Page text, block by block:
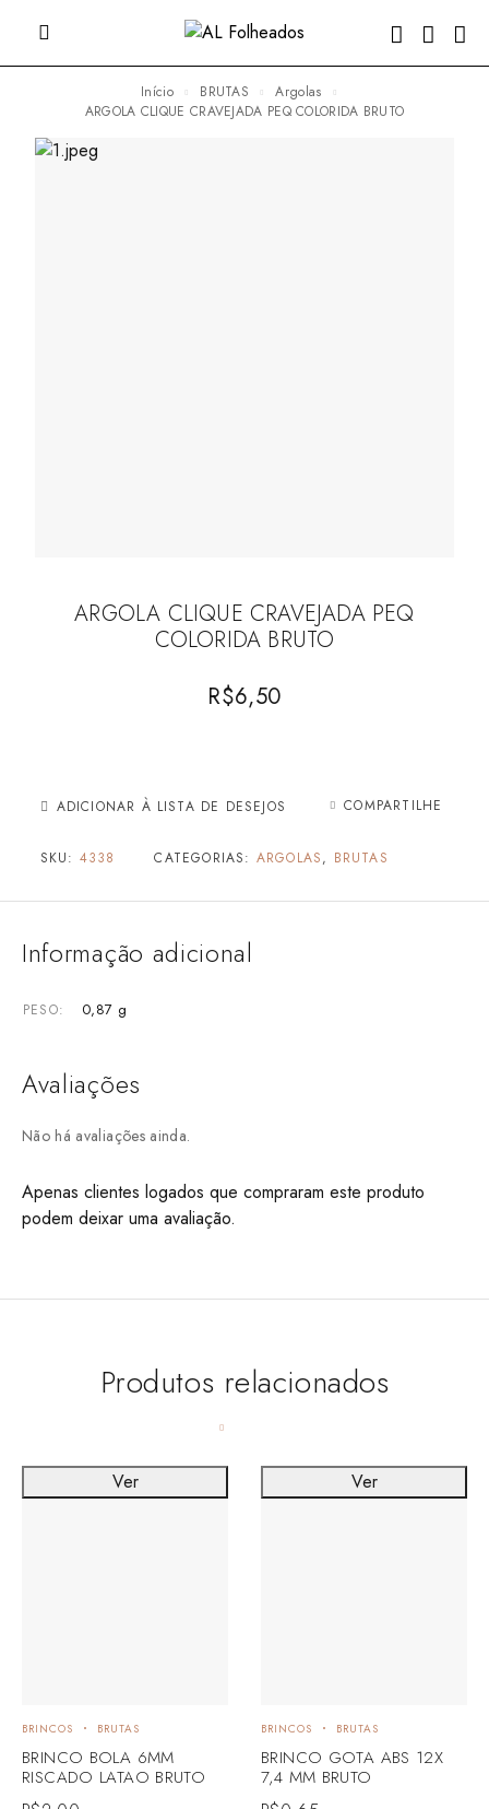
Início BRUTAS
Argolas
ARGOLA CLIQUE CRAVEJADA PEQ COLORIDA BRUTO
ARGOLA CLIQUE CRAVEJADA PEQ
COLORIDA BRUTO
R$6,50
ADICIONAR À LISTA DE DESEJOS COMPARTILHE
SKU: 4338 CATEGORIAS: ARGOLAS, BRUTAS
Informação adicional
PESO 0,87 g
Avaliações
Não há avaliações ainda.
Apenas clientes logados que compraram este produto
podem deixar uma avaliação.
Produtos relacionados
BRINCOS BRUTAS
BRINCO BOLA 6MM
RISCADO LATAO BRUTO
Ver
BRINCOS BRUTAS
BRINCO GOTA ABS 12X
7,4 MM BRUTO
Ver